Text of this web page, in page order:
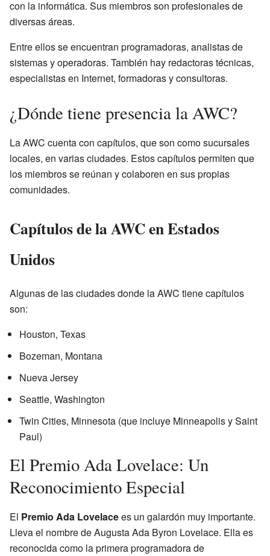
con la informática. Sus miembros son profesionales de
diversas áreas.
Entre ellos se encuentran programadoras, analistas de
sistemas y operadoras. También hay redactoras técnicas,
especialistas en Internet, formadoras y consultoras.
¿Dónde tiene presencia la AWC?
La AWC cuenta con capítulos, que son como sucursales
locales, en varias ciudades. Estos capítulos permiten que
los miembros se reúnan y colaboren en sus propias
comunidades.
Capítulos de la AWC en Estados
Unidos
Algunas de las ciudades donde la AWC tiene capítulos
son:
Houston, Texas
Bozeman, Montana
Nueva Jersey
Seattle, Washington
Twin Cities, Minnesota (que incluye Minneapolis y Saint
Paul)
El Premio Ada Lovelace: Un
Reconocimiento Especial
El Premio Ada Lovelacees un galardón muy importante.
Lleva el nombre de Augusta Ada Byron Lovelace. Ella es
reconocida como la primera programadora de